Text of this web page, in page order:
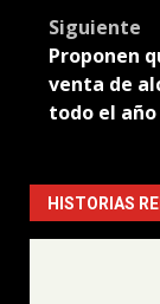
Siguiente
Proponen
venta de
todo el año
HISTORIAS